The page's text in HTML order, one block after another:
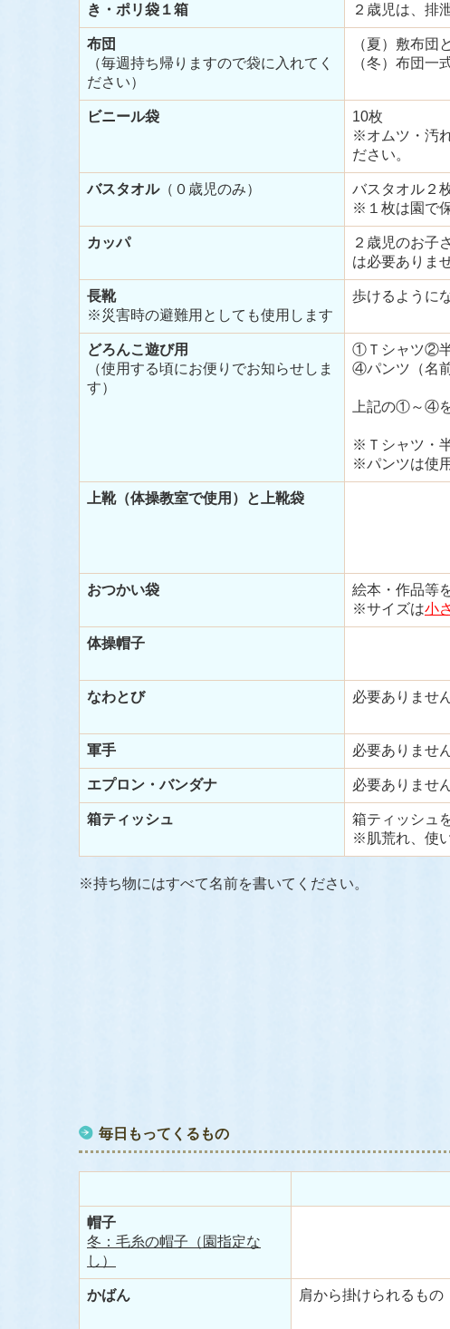
き・ポリ袋１箱
２歳児は、排
布団
（毎週持ち帰りますので袋に入れてく
ださい）
（夏）敷布団
（冬）布団一
ビニール袋
10枚
※オムツ・汚
ださい。
バスタオル（０歳児のみ）
バスタオル２
※１枚は園で
カッパ
２歳児のお子
は必要ありま
長靴
※災害時の避難用としても使用します
歩けるように
どろんこ遊び用
（使用する頃にお便りでお知らせしま
す）
①Ｔシャツ②半
④パンツ（名
上記の①～④
※Ｔシャツ・
※パンツは使
上靴（体操教室で使用）と上靴袋
おつかい袋
絵本・作品等
※サイズは小
体操帽子
なわとび 必要ありません
軍手 必要ありません
エプロン・バンダナ 必要ありません
箱ティッシュ
箱ティッシュ
※肌荒れ、使
※持ち物にはすべて名前を書いてください。
毎日もってくるもの
帽子
冬：毛糸の帽子（園指定な
し）
かばん 肩から掛けられるもの